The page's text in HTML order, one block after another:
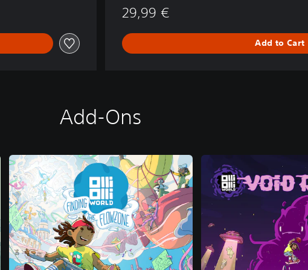
29,99 €
Add to Cart
Add-Ons